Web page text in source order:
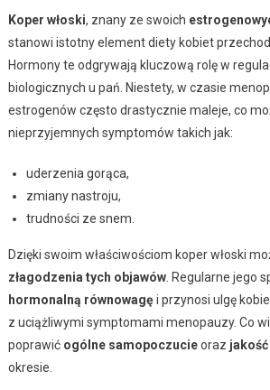
Koper włoski, znany ze swoich
stanowi istotny element diety kobiet
Hormony te odgrywają kluczową rolę w
biologicznych u pań. Niestety, w czasie
estrogenów często drastycznie maleje, co
nieprzyjemnych symptomów takich jak:
uderzenia gorąca,
zmiany nastroju,
trudności ze snem.
Dzięki swoim właściwościom koper włoski
złagodzenia tych objawów. Regularne jego
hormonalną równowagęi przynosi ulgę
z uciążliwymi symptomami menopauzy. Co
poprawić ogólne samopoczucieoraz
okresie.